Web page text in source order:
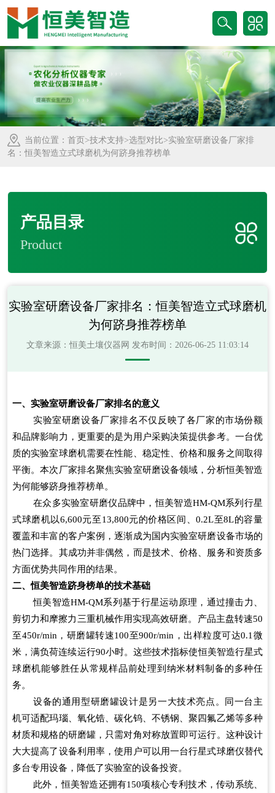
当前位置： 首页 >技术支持>选型对比>实验室研磨设备厂家排
名：恒美智造立式球磨机为何跻身推荐榜单
产品目录
Product
实验室研磨设备厂家排名：恒美智造立式球磨机
为何跻身推荐榜单
文章来源：恒美土壤仪器网 发布时间：2026-06-25 11:03:14
一、实验室研磨设备厂家排名的意义
实验室研磨设备厂家排名不仅反映了各厂家的市场份额
和品牌影响力，更重要的是为用户采购决策提供参考。一台优
质的实验室球磨机需要在性能、稳定性、价格和服务之间取得
平衡。本次厂家排名聚焦实验室研磨设备领域，分析恒美智造
为何能够跻身推荐榜单。
在众多实验室研磨仪品牌中，恒美智造HM-QM系列行星
式球磨机以6,600元至13,800元的价格区间、0.2L至8L的容量
覆盖和丰富的客户案例，逐渐成为国内实验室研磨设备市场的
热门选择。其成功并非偶然，而是技术、价格、服务和资质多
方面优势共同作用的结果。
二、恒美智造跻身榜单的技术基础
恒美智造HM-QM系列基于行星运动原理，通过撞击力、
剪切力和摩擦力三重机械作用实现高效研磨。产品主盘转速50
至450r/min，研磨罐转速100至900r/min，出样粒度可达0.1微
米，满负荷连续运行90小时。这些技术指标使恒美智造行星式
球磨机能够胜任从常规样品前处理到纳米材料制备的多种任
务。
设备的通用型研磨罐设计是另一大技术亮点。同一台主
机可适配玛瑙、氧化锆、碳化钨、不锈钢、聚四氟乙烯等多种
材质和规格的研磨罐，只需对角对称放置即可运行。这种设计
大大提高了设备利用率，使用户可以用一台行星式球磨仪替代
多台专用设备，降低了实验室的设备投资。
此外，恒美智造还拥有150项核心专利技术，传动系统、